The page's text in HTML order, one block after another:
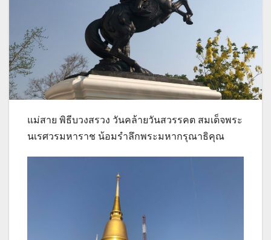
แม่สาย พิธีบวงสรวง วันคล้ายวันสวรรคต สมเด็จพระ
นเรศวรมหาราช น้อมรำลึกพระมหากรุณาธิคุณ